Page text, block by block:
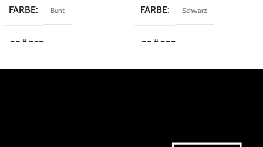
FARBE Bunt
GRÖSSE
FARBE Schwarz
GRÖSSE